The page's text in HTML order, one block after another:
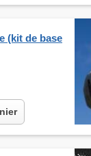
(kit de base